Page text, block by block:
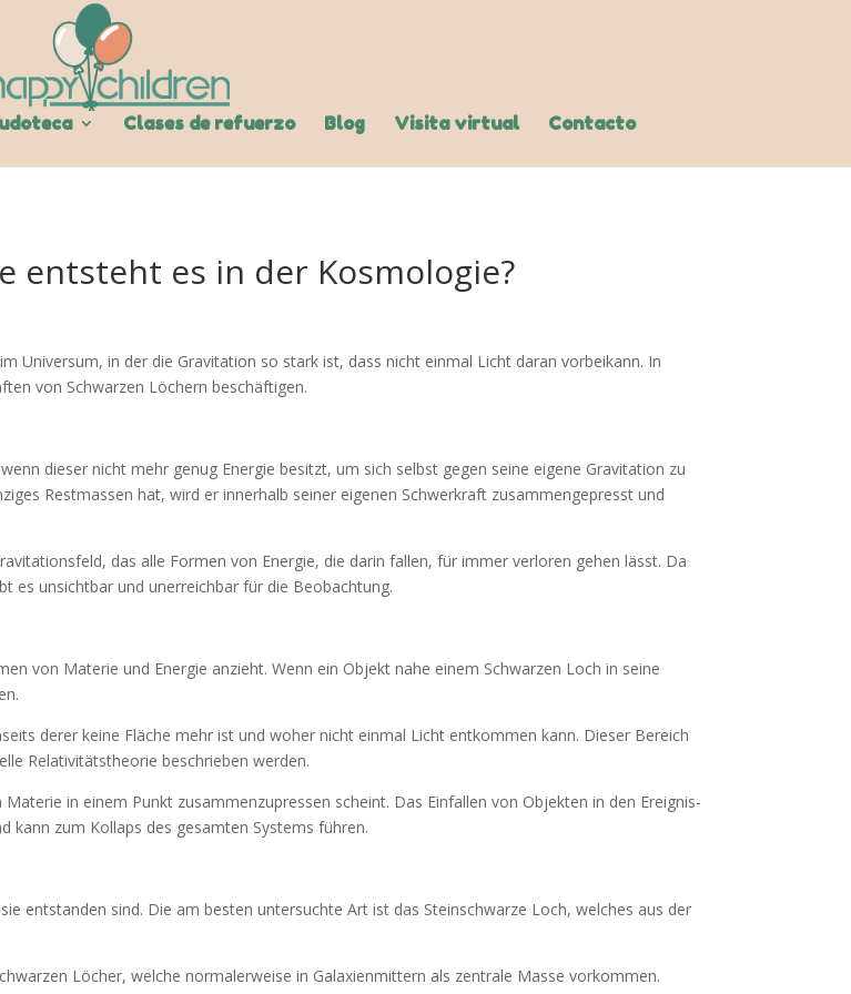
Clases de refuerzo Blog Visita virtual Contacto
entsteht es in der Kosmologie?
Universum, in der die Gravitation so stark ist, dass nicht einmal Licht daran vorbeikann. In
von Schwarzen Löchern beschäftigen.
dieser nicht mehr genug Energie besitzt, um sich selbst gegen seine eigene Gravitation zu
Restmassen hat, wird er innerhalb seiner eigenen Schwerkraft zusammengepresst und
das alle Formen von Energie, die darin fallen, für immer verloren gehen lässt. Da
es unsichtbar und unerreichbar für die Beobachtung.
von Materie und Energie anzieht. Wenn ein Objekt nahe einem Schwarzen Loch in seine
derer keine Fläche mehr ist und woher nicht einmal Licht entkommen kann. Dieser Bereich
Relativitätstheorie beschrieben werden.
in einem Punkt zusammenzupressen scheint. Das Einfallen von Objekten in den Ereignis-
kann zum Kollaps des gesamten Systems führen.
entstanden sind. Die am besten untersuchte Art ist das Steinschwarze Loch, welches aus der
Löcher, welche normalerweise in Galaxienmittern als zentrale Masse vorkommen.